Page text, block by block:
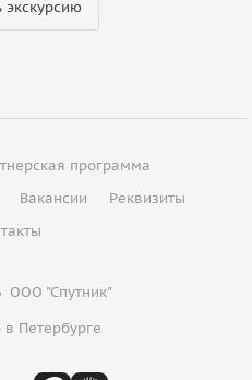
экскурсию
программа
Вакансии
Реквизиты
ООО "Спутник"
Петербурге